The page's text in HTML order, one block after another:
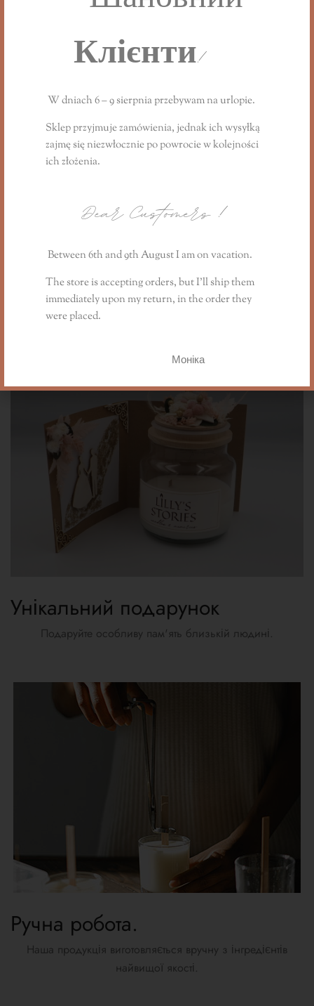
Продукти для спогадів
Запам'ятайте важливі моменти свого життя надовго з
унікальними ароматами.
Унікальний подарунок
Подаруйте особливу пам'ять близькій людині.
Ручна робота.
Наша продукція виготовляється вручну з інгредієнтів
найвищої якості.
Клієнти!
W dniach 6 – 9 sierpnia przebywam na urlopie.
Sklep przyjmuje zamówienia, jednak ich wysyłką
zajmę się niezwłoczniepo powrociew kolejności
ich złożenia.
Dear Customers!
Between 6th and 9th August I am on vacation.
The store is accepting orders, but I’ll ship them
immediately upon my return, in the order they
were placed.
Моніка